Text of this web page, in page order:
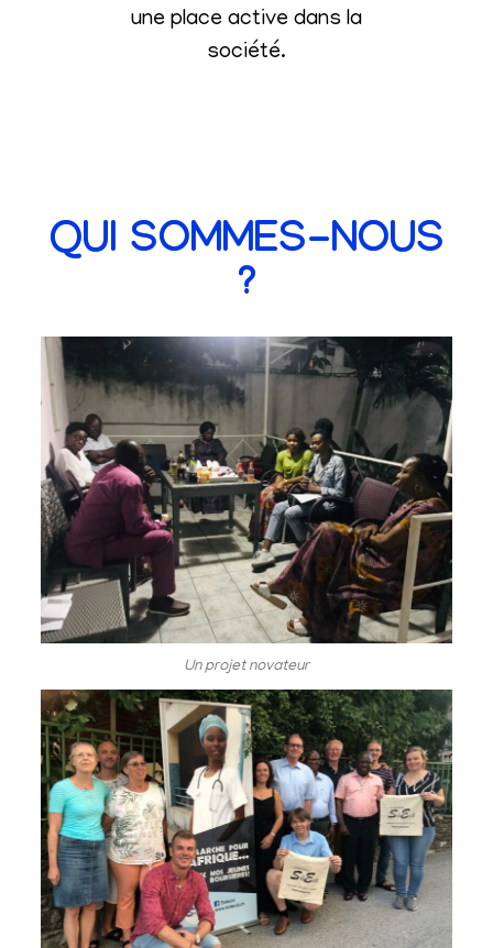
une place active dans la
société.
QUI SOMMES-NOUS
?
Un projet novateur